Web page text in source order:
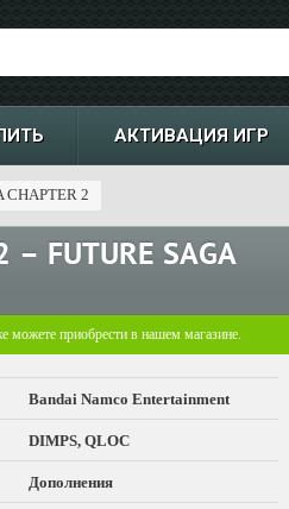
АКТИВАЦИЯ ИГР
CHAPTER 2
– FUTURE SAGA
можете приобрести в нашем магазине.
Bandai Namco Entertainment
DIMPS, QLOC
Дополнения